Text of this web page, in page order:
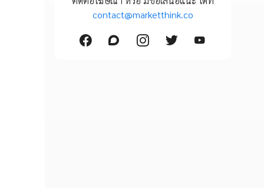
contact@marketthink.co